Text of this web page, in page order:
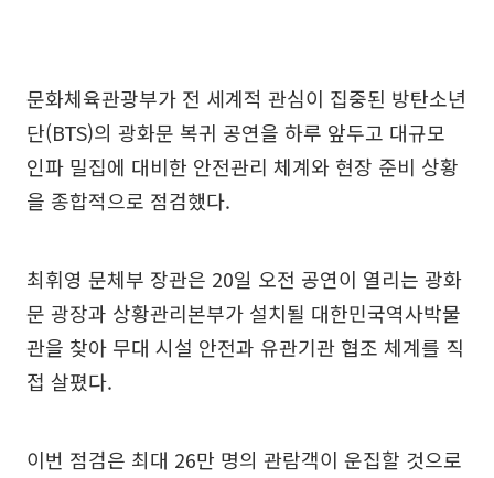
문화체육관광부가 전 세계적 관심이 집중된 방탄소년
단(BTS)의 광화문 복귀 공연을 하루 앞두고 대규모
인파 밀집에 대비한 안전관리 체계와 현장 준비 상황
을 종합적으로 점검했다.
최휘영 문체부 장관은 20일 오전 공연이 열리는 광화
문 광장과 상황관리본부가 설치될 대한민국역사박물
관을 찾아 무대 시설 안전과 유관기관 협조 체계를 직
접 살폈다.
이번 점검은 최대 26만 명의 관람객이 운집할 것으로